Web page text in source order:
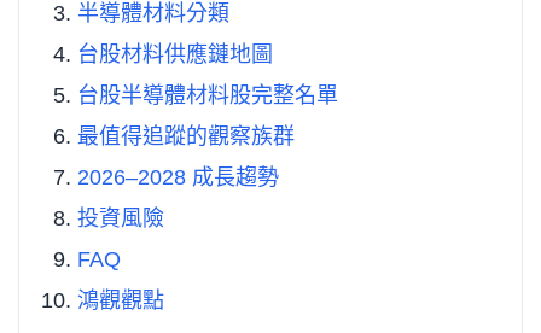
半導體材料分類
台股材料供應鏈地圖
台股半導體材料股完整名單
最值得追蹤的觀察族群
2026–2028 成長趨勢
投資風險
FAQ
鴻觀觀點